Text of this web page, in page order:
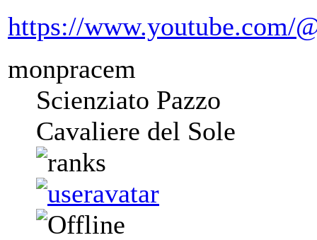
https://www.youtube.com/
monpracem
Scienziato Pazzo
Cavaliere del Sole